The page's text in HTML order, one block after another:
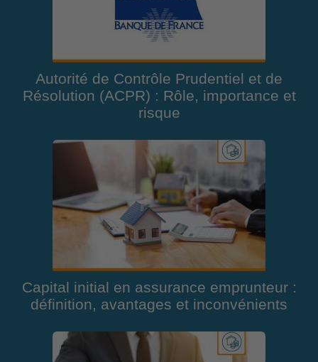
Autorité de Contrôle Prudentiel et de
Résolution (ACPR) : Rôle, importance et
risque
Capital initial en assurance emprunteur :
définition, avantages et inconvénients